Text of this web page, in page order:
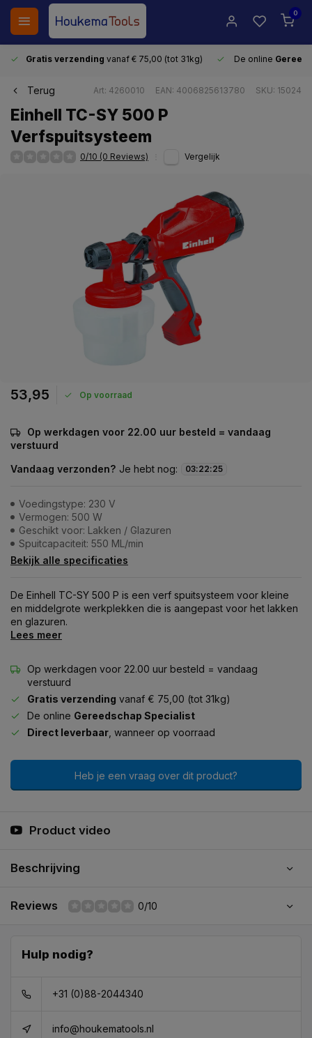
0
Gratis verzending vanaf € 75,00 (tot 31kg) De online
Terug Art: 4260010 EAN: 4006825613780 SKU: 15024
Einhell TC-SY 500 P
Verfspuitsysteem
0/10 (0 Reviews) Vergelijk
53,95 Op voorraad
Op werkdagen voor 22.00 uur besteld = vandaag
verstuurd
Vandaag verzonden? Je hebt nog: 03:22:25
Voedingstype: 230 V
Vermogen: 500 W
Geschikt voor: Lakken / Glazuren
Spuitcapaciteit: 550 ML/min
Bekijk alle specificaties
De Einhell TC-SY 500 P is een verf spuitsysteem voor kleine
en middelgrote werkplekken die is aangepast voor het lakken
en glazuren.
Lees meer
Op werkdagen voor 22.00 uur besteld = vandaag
verstuurd
Gratis verzending vanaf € 75,00 (tot 31kg)
De online Gereedschap Specialist
Direct leverbaar , wanneer op voorraad
Heb je een vraag over dit product?
Product video
Beschrijving
Reviews 0/10
Hulp nodig?
+31 (0)88-2044340
info@houkematools.nl